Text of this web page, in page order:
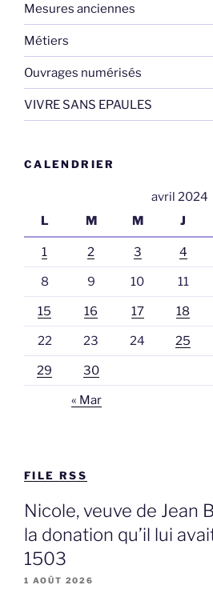
Mesures anciennes
Métiers
Ouvrages numérisés
VIVRE SANS EPAULES
CALENDRIER
avril 2024
L
M M J
1 2 3 4
8 9 10 11
15 16 17 18
22 23 24 25
29 30
« Mar
FILE RSS
Nicole, veuve de Jean
la donation qu’il lui
1503
1 AOÛT 2026